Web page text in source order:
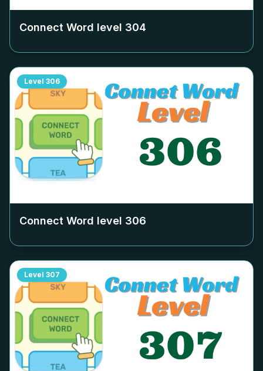
Connect Word level 304
Level 306
Connect Word level 306
Level 307